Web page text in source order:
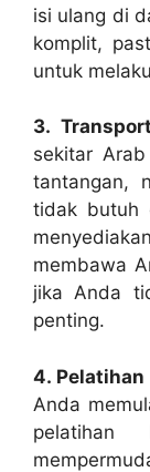
isi ulang di
komplit,
untuk
3.
sekitar
tantangan,
tidak butuh
membawa
jika Anda
penting.
4.
Anda